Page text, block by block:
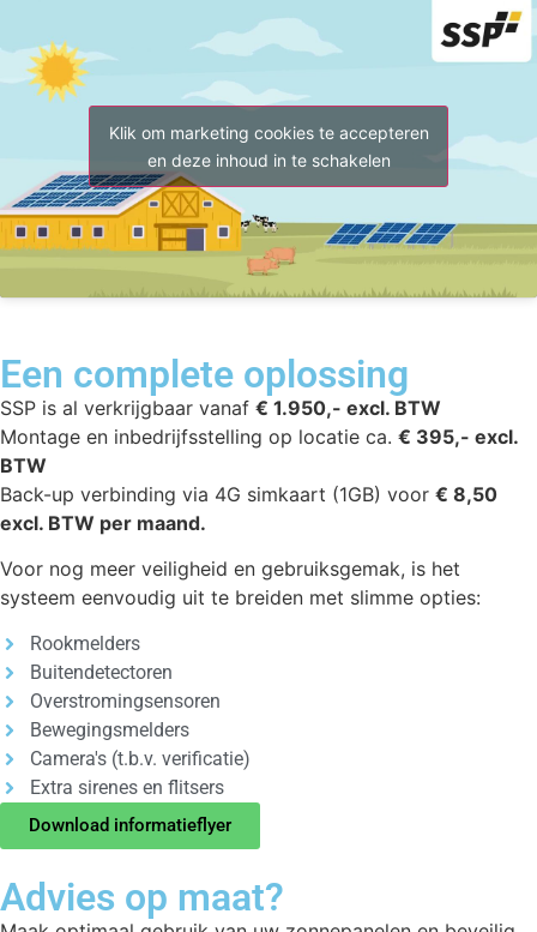
Klik om marketing cookies te accepteren
en deze inhoud in te schakelen
Een complete oplossing
SSP is al verkrijgbaar vanaf € 1.950,- excl. BTW
Montage en inbedrijfsstelling op locatie ca. € 395,- excl.
BTW
Back-up verbinding via 4G simkaart (1GB) voor € 8,50
excl. BTW per maand.
Voor nog meer veiligheid en gebruiksgemak, is het
systeem eenvoudig uit te breiden met slimme opties:
Rookmelders
Buitendetectoren
Overstromingsensoren
Bewegingsmelders
Camera's (t.b.v. verificatie)
Extra sirenes en flitsers
Download informatieflyer
Advies op maat?